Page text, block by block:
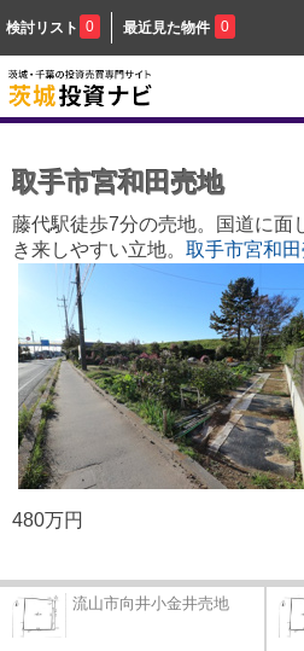
検討リスト 0 最近見た物件 0
取手市宮和田売地
藤代駅徒歩7分の売地。国道に面
き来しやすい立地。 取手市宮和
480万円
流山市向井小金井売地